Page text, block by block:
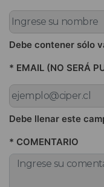
Debe contener sólo
* EMAIL (NO SERÁ
Debe llenar este
* COMENTARIO